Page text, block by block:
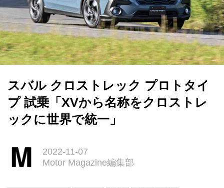
スバル クロストレック プロトタイ
プ 試乗「XVから名称をクロストレ
ックに世界で統一」
2022-11-07
Motor Magazine編集部